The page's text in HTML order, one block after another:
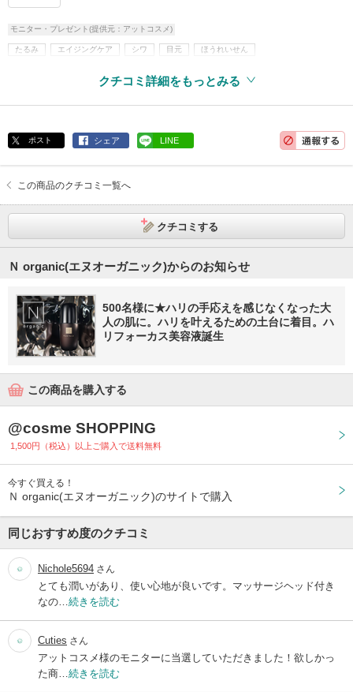
モニター・プレゼント(提供元：アットコスメ)
たるみ エイジングケア シワ 目元 ほうれいせん
美容液
クチコミ詳細をもっとみる
ポスト シェア LINE
この商品のクチコミ一覧へ
クチコミする
Ｎ organic(エヌオーガニック)からのお知らせ
500名様に★ハリの手応えを感じなくなった大
人の肌に。ハリを叶えるための土台に着目。ハ
リフォーカス美容液誕生
この商品を購入する
@cosme SHOPPING
1,500円（税込）以上ご購入で送料無料
今すぐ買える！
Ｎ organic(エヌオーガニック)のサイトで購入
同じおすすめ度のクチコミ
Nichole5694 さん
とても潤いがあり、使い心地が良いです。マッサージヘッド付き
なの… 続きを読む
Cuties さん
アットコスメ様のモニターに当選していただきました！欲しかっ
た商… 続きを読む